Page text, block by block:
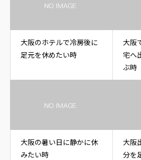
大阪のホテルで冷房後に
足元を休めたい時
大阪
宅へ
ぶ時
大阪の暑い日に静かに休
みたい時
大阪
分を